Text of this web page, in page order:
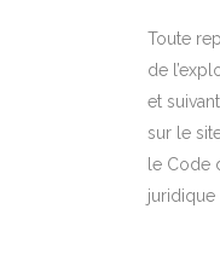
Toute
de
et
sur le
le Code
juridique